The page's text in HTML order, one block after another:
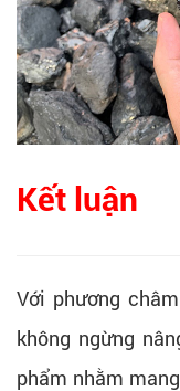
Kết luận
Với phương
không ngừng
phẩm nhằm